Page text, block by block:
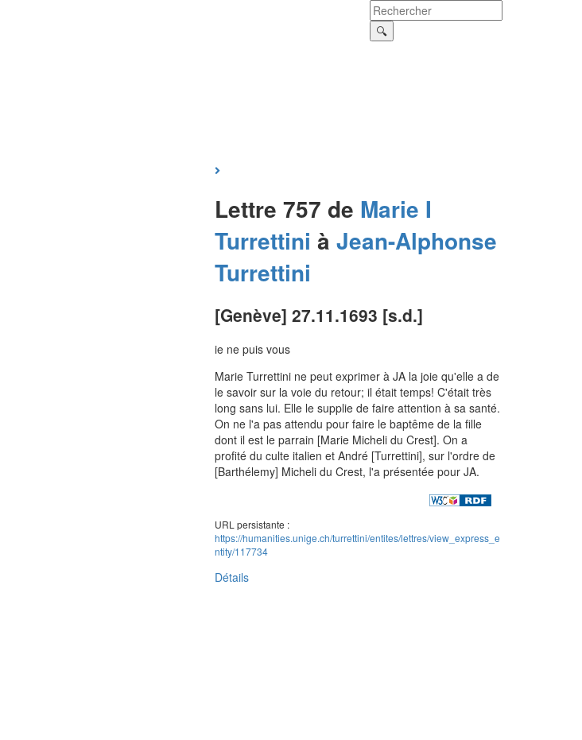
Lettre 757 de Marie I
Turrettini à Jean-Alphonse
Turrettini
[Genève] 27.11.1693 [s.d.]
ie ne puis vous
Marie Turrettini ne peut exprimer à JA la joie qu'elle a de
le savoir sur la voie du retour; il était temps! C'était très
long sans lui. Elle le supplie de faire attention à sa santé.
On ne l'a pas attendu pour faire le baptême de la fille
dont il est le parrain [Marie Micheli du Crest]. On a
profité du culte italien et André [Turrettini], sur l'ordre de
[Barthélemy] Micheli du Crest, l'a présentée pour JA.
URL persistante :
https://humanities.unige.ch/turrettini/entites/lettres/view_express_e
ntity/117734
Détails